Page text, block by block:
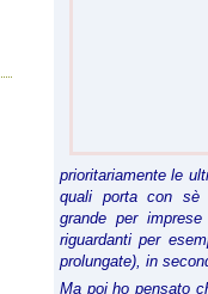
prioritariamente le
quali porta con sè
grande per
riguardanti per
prolungate), in
Ma poi ho pensato